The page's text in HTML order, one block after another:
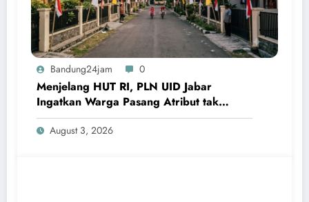
Bandung24jam 0
Menjelang HUT RI, PLN UID Jabar
Ingatkan Warga Pasang Atribut tak
Terlalu Dekat Jaringan Listrik
August 3, 2026